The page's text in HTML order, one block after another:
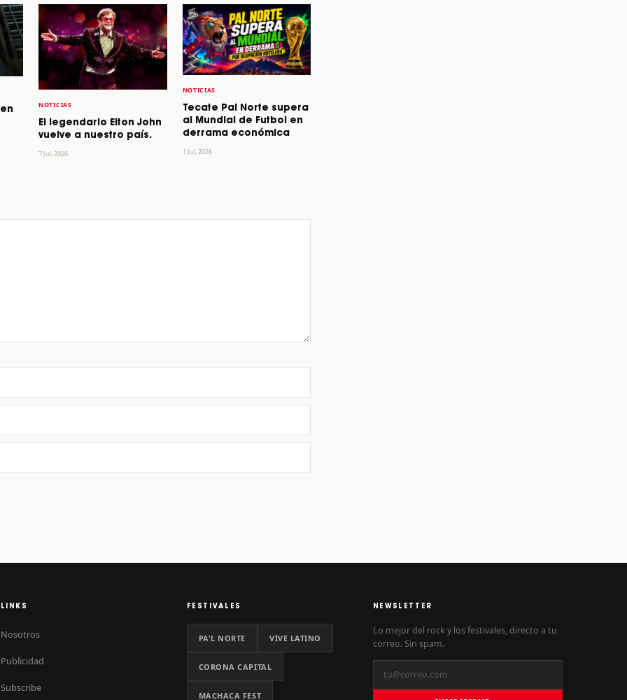
NOTICIAS
El legendario Elton John
vuelve a nuestro país.
7 Jul, 2026
NOTICIAS
Tecate Pal Norte supera
al Mundial de Futbol en
derrama económica
1 Jul, 2026
LINKS
Nosotros
Publicidad
Subscribe
FESTIVALES
PA'L NORTE VIVE LATINO
CORONA CAPITAL
MACHACA FEST
NEWSLETTER
Lo mejor del rock y los festivales, directo a tu
correo. Sin spam.